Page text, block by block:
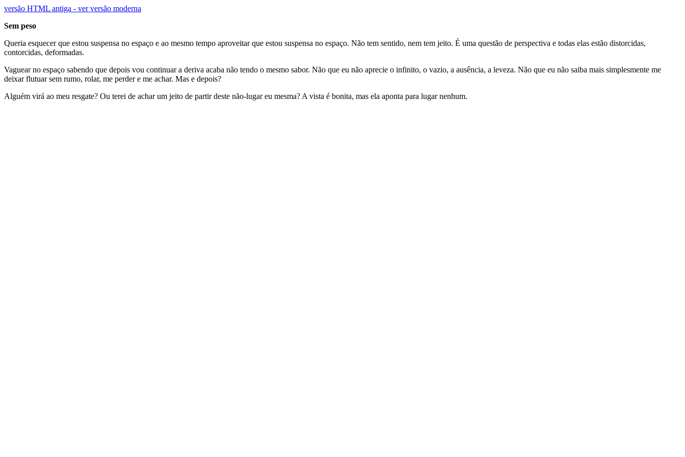
versão HTML antiga - ver versão moderna
Sem peso
Queria esquecer que estou suspensa no espaço e ao mesmo tempo aproveitar que estou suspensa no espaço. Não tem sentido, nem tem jeito. É uma questão de perspectiva e todas elas estão distorcidas,
contorcidas, deformadas.
Vaguear no espaço sabendo que depois vou continuar a deriva acaba não tendo o mesmo sabor. Não que eu não aprecie o infinito, o vazio, a ausência, a leveza. Não que eu não saiba mais simplesmente me
deixar flutuar sem rumo, rolar, me perder e me achar. Mas e depois?
Alguém virá ao meu resgate? Ou terei de achar um jeito de partir deste não-lugar eu mesma? A vista é bonita, mas ela aponta para lugar nenhum.